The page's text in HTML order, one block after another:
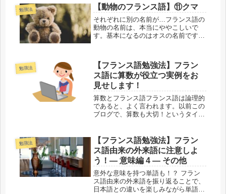
たなモノの名前になったり、種類を表
すようになったりしています。語源...
勉強法 【動物のフランス語】⑪クマ
それぞれに別の名前が…フランス語の
動物の名前は、本当にややこしいで
す。基本になるのはオスの名前です
になることがあります。そして同じ動
物の子どもにも、さらに別の名前が存
在しま...
勉強法
【フランス語勉強法】フラン
ス語に算数が役立つ実例をお
見せします！
算数とフランス語フランス語は論理的
であると、よく言われます。以前この
ブログで、算数も大切！というタイト
算数の考え方がどのように役立つの
か、実際の例をもとにご紹介します。
長い...
勉強法
【フランス語勉強法】フラン
ス語由来の外来語に注意しよ
う！― 意味編 4 ― その他
意外な意味を持つ単語も！？ フラン
ス語由来の外来語を振り返ることで、
日本語との違いを楽しみながら単語数